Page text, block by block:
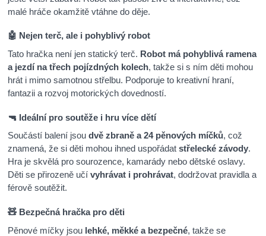
malé hráče okamžitě vtáhne do děje.
🤖 Nejen terč, ale i pohyblivý robot
Tato hračka není jen statický terč. Robot má pohyblivá ramena
a jezdí na třech pojízdných kolech, takže si s ním děti mohou
hrát i mimo samotnou střelbu. Podporuje to kreativní hraní,
fantazii a rozvoj motorických dovedností.
🔫 Ideální pro soutěže i hru více dětí
Součástí balení jsoudvě zbraně a 24 pěnových míčků, což
znamená, že si děti mohou ihned uspořádatstřelecké závody.
Hra je skvělá pro sourozence, kamarády nebo dětské oslavy.
Děti se přirozeně učívyhrávat i prohrávat, dodržovat pravidla a
férově soutěžit.
🧸 Bezpečná hračka pro děti
Pěnové míčky jsou lehké, měkké a bezpečné, takže se